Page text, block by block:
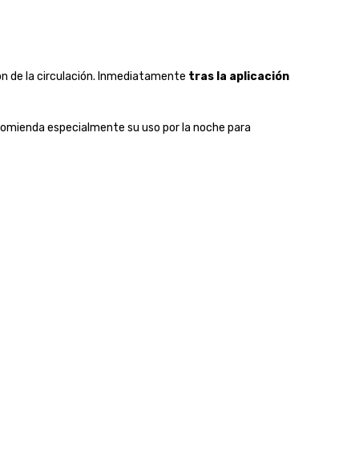
de la circulación. Inmediatamente tras la aplicación
especialmente su uso por la noche para